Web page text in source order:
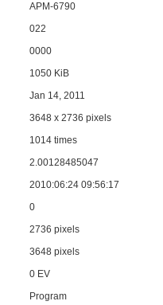
APM-6790
022
0000
1050 KiB
Jan 14, 2011
3648 x 2736 pixels
1014 times
2.00128485047
2010:06:24 09:56:17
0
2736 pixels
3648 pixels
0 EV
Program